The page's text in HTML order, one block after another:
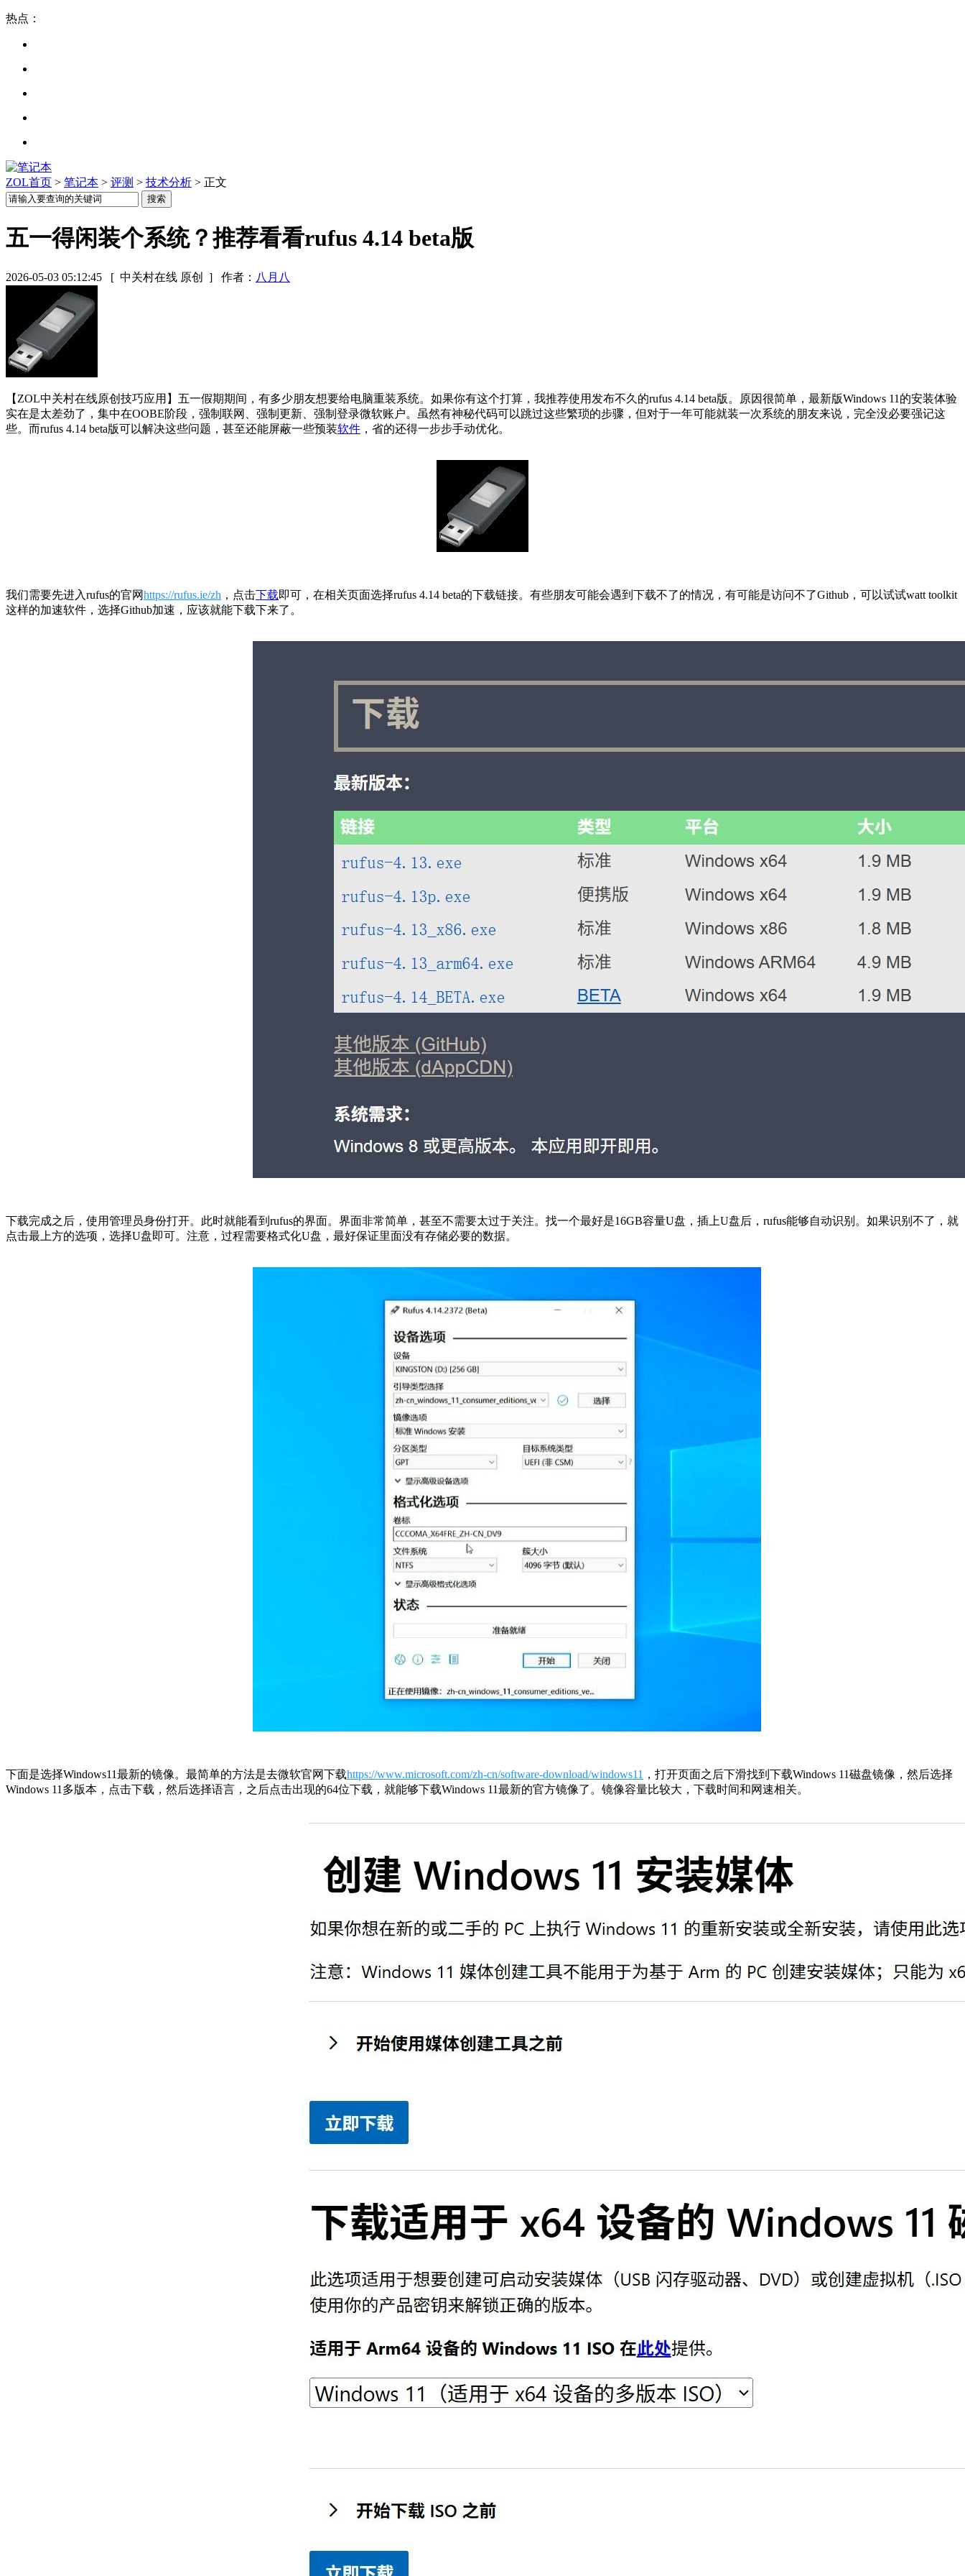
热点：
ZOL首页 > 笔记本 > 评测 > 技术分析 > 正文
五一得闲装个系统？推荐看看rufus 4.14 beta版
2026-05-03 05:12:45 [ 中关村在线 原创 ] 作者： 八月八
【ZOL中关村在线原创技巧应用】五一假期期间，有多少朋友想要给电脑重装系统。如果你有这个打算，我推荐使用发布不久的rufus 4.14 beta版。原因很简单，最新版Windows 11的安装体验
实在是太差劲了，集中在OOBE阶段，强制联网、强制更新、强制登录微软账户。虽然有神秘代码可以跳过这些繁琐的步骤，但对于一年可能就装一次系统的朋友来说，完全没必要强记这
些。而rufus 4.14 beta版可以解决这些问题，甚至还能屏蔽一些预装软件 ，省的还得一步步手动优化。
我们需要先进入rufus的官网https://rufus.ie/zh ，点击下载即可，在相关页面选择rufus 4.14 beta的下载链接。有些朋友可能会遇到下载不了的情况，有可能是访问不了Github，可以试试watt toolkit
这样的加速软件，选择Github加速，应该就能下载下来了。
下载完成之后，使用管理员身份打开。此时就能看到rufus的界面。界面非常简单，甚至不需要太过于关注。找一个最好是16GB容量U盘，插上U盘后，rufus能够自动识别。如果识别不了，就
点击最上方的选项，选择U盘即可。注意，过程需要格式化U盘，最好保证里面没有存储必要的数据。
下面是选择Windows11最新的镜像。最简单的方法是去微软官网下载https://www.microsoft.com/zh-cn/software-download/windows11 ，打开页面之后下滑找到下载Windows 11磁盘镜像，然后选择
Windows 11多版本，点击下载，然后选择语言，之后点击出现的64位下载，就能够下载Windows 11最新的官方镜像了。镜像容量比较大，下载时间和网速相关。